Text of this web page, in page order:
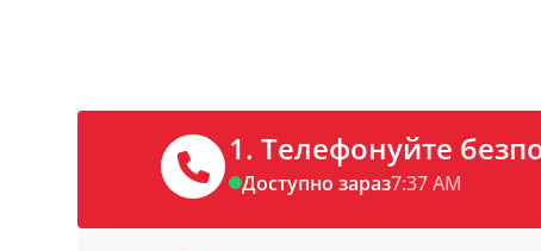
1. Телефонуйте
Доступно зараз7:37 AM